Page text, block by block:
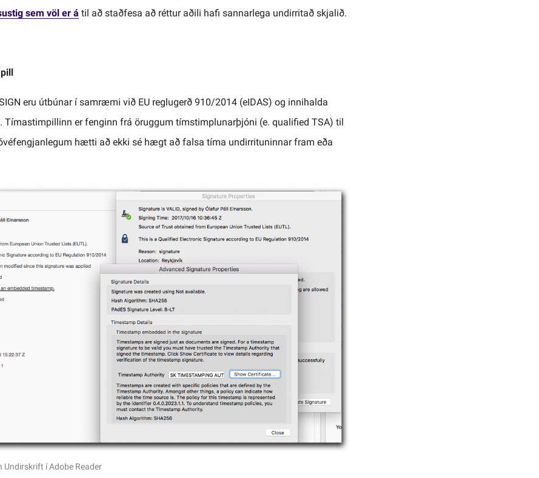
sem völ er á til að staðfesa að réttur aðili hafi sannarlega undirritað skjalið.
eru útbúnar í samræmi við EU reglugerð 910/2014 (eIDAS) og innihalda
er fenginn frá öruggum tímstimplunarþjóni (e. qualified TSA) til
hætti að ekki sé hægt að falsa tíma undirrituninnar fram eða
í Adobe Reader